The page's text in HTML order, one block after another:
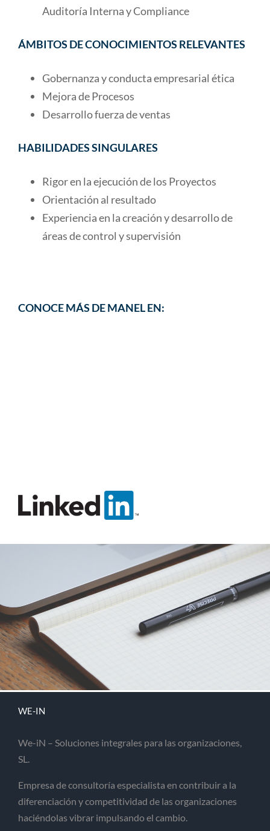
Auditoría Interna y Compliance
ÁMBITOS DE CONOCIMIENTOS RELEVANTES
Gobernanza y conducta empresarial ética
Mejora de Procesos
Desarrollo fuerza de ventas
HABILIDADES SINGULARES
Rigor en la ejecución de los Proyectos
Orientación al resultado
Experiencia en la creación y desarrollo de
áreas de control y supervisión
CONOCE MÁS DE MANEL EN:
WE-IN
We-iN – Soluciones integrales para las organizaciones,
SL.
Empresa de consultoría especialista en contribuir a la
diferenciación y competitividad de las organizaciones
haciéndolas vibrar impulsando el cambio.